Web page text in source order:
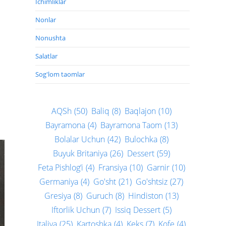
Nonlar
Nonushta
Salatlar
Sog'lom taomlar
AQSh (50) Baliq (8) Baqlajon (10)
Bayramona (4) Bayramona Taom (13)
Bolalar Uchun (42) Bulochka (8)
Buyuk Britaniya (26) Dessert (59)
Feta Pishlog‘i (4) Fransiya (10) Garnir (10)
Germaniya (4) Go'sht (21) Go'shtsiz (27)
Gresiya (8) Guruch (8) Hindiston (13)
Iftorlik Uchun (7) Issiq Dessert (5)